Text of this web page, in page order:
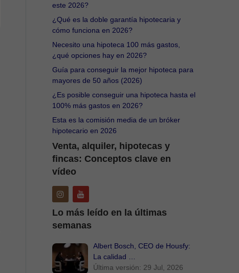
este 2026?
¿Qué es la doble garantía hipotecaria y
cómo funciona en 2026?
Necesito una hipoteca 100 más gastos,
¿qué opciones hay en 2026?
Guía para conseguir la mejor hipoteca para
mayores de 50 años (2026)
¿Es posible conseguir una hipoteca hasta el
100% más gastos en 2026?
Esta es la comisión media de un bróker
hipotecario en 2026
Venta, alquiler, hipotecas y
fincas: Conceptos clave en
vídeo
Lo más leído en la últimas
semanas
Albert Bosch, CEO de Housfy:
La calidad …
Última versión: 29 Jul, 2026